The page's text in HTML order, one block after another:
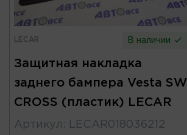
LECAR В наличии
Защитная накладка
заднего бампера Vesta SW
CROSS (пластик) LECAR
Артикул :
LECAR018036212